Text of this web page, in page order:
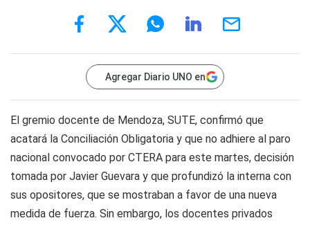
Agregar Diario UNO en
El gremio docente de Mendoza, SUTE, confirmó que
acatará la Conciliación Obligatoria y que no adhiere al paro
nacional convocado por CTERA para este martes, decisión
tomada por Javier Guevara y que profundizó la interna con
sus opositores, que se mostraban a favor de una nueva
medida de fuerza. Sin embargo, los docentes privados